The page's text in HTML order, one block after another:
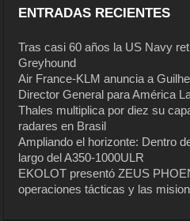
ENTRADAS RECIENTES
Tras casi 60 años la US Navy
Greyhound
Air France-KLM anuncia a
Director General para América
Thales multiplica por diez su
radares en Brasil
Ampliando el horizonte: Dentro
largo del A350-1000ULR
EKOLOT presentó ZEUS
operaciones tácticas y las